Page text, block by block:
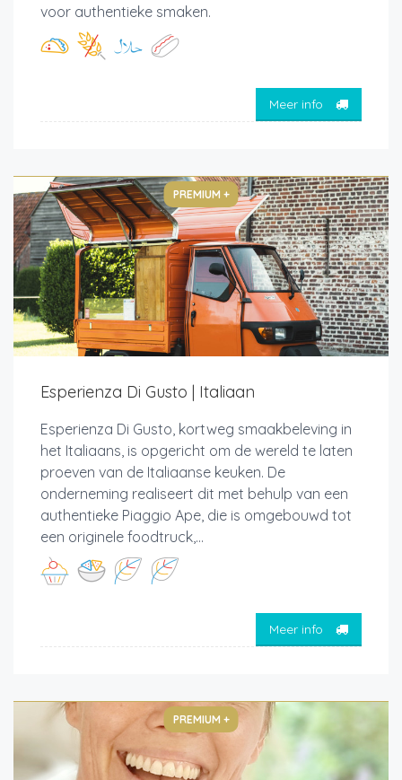
voor authentieke smaken.
Meer info
PREMIUM +
Esperienza Di Gusto | Italiaan
Esperienza Di Gusto, kortweg smaakbeleving in
het Italiaans, is opgericht om de wereld te laten
proeven van de Italiaanse keuken. De
onderneming realiseert dit met behulp van een
authentieke Piaggio Ape, die is omgebouwd tot
een originele foodtruck,...
Meer info
PREMIUM +